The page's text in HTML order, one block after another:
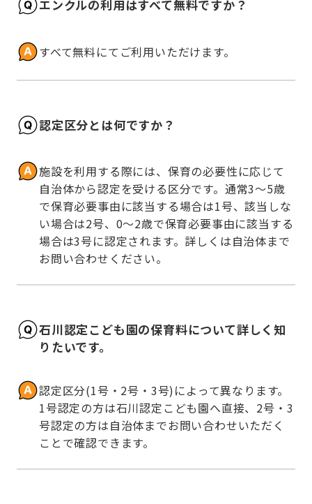
エンクルの利用はすべて無料ですか？
すべて無料にてご利用いただけます。
認定区分とは何ですか？
施設を利用する際には、保育の必要性に応じて
自治体から認定を受ける区分です。通常3～5歳
で保育必要事由に該当する場合は1号、該当しな
い場合は2号、0～2歳で保育必要事由に該当する
場合は3号に認定されます。詳しくは自治体まで
お問い合わせください。
石川認定こども園の保育料について詳しく知
りたいです。
認定区分(1号・2号・3号)によって異なります。
1号認定の方は石川認定こども園へ直接、2号・3
号認定の方は自治体までお問い合わせいただく
ことで確認できます。